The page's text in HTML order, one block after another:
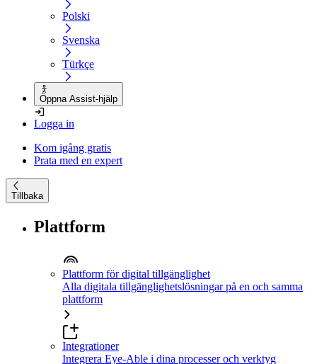
Polski
Svenska
Türkçe
Öppna Assist-hjälp
Logga in
Kom igång gratis
Prata med en expert
Tillbaka
Plattform
Plattform för digital tillgänglighet
Alla digitala tillgänglighetslösningar på en och samma
plattform
Integrationer
Integrera Eye-Able i dina processer och verktyg